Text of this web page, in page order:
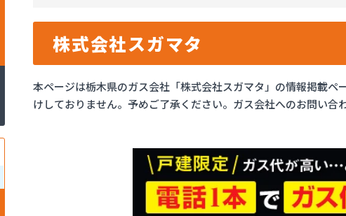
株式会社スガマタ
本ページは栃木県のガス会社「株式会社スガマタ」の情報掲載
けしておりません。予めご了承ください。ガス会社へのお問い合